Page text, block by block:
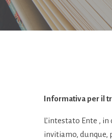
Informativa per il
L’intestato Ente ,
invitiamo, dunque,